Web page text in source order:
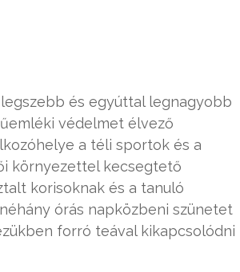
és egyúttal legnagyobb
védelmet élvező
a téli sportok és a
környezettel kecsegtető
korisoknak és a tanuló
órás napközbeni szünetet
forró teával kikapcsolódni